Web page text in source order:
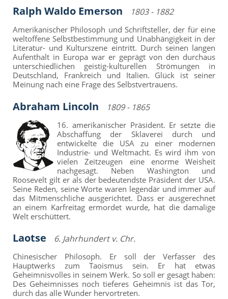
Ralph Waldo Emerson 1803 - 1882
Amerikanischer Philosoph und Schriftsteller, der für eine
weltoffene Selbstbestimmung und Unabhängigkeit in der
Literatur- und Kulturszene eintritt. Durch seinen langen
Aufenthalt in Europa war er geprägt von den durchaus
unterschiedlichen geistig-kulturellen Strömungen in
Deutschland, Frankreich und Italien. Glück ist seiner
Meinung nach eine Frage des Selbstvertrauens.
Abraham Lincoln 1809 - 1865
16. amerikanischer Präsident. Er setzte die
Abschaffung der Sklaverei durch und
entwickelte die USA zu einer modernen
Industrie- und Weltmacht. Es wird ihm von
vielen Zeitzeugen eine enorme Weisheit
nachgesagt. Neben Washington und
Roosevelt gilt er als der bedeutendste Präsident der USA.
Seine Reden, seine Worte waren legendär und immer auf
das Mitmenschliche ausgerichtet. Dass er ausgerechnet
an einem Karfreitag ermordet wurde, hat die damalige
Welt erschüttert.
Laotse 6. Jahrhundert v. Chr.
Chinesischer Philosoph. Er soll der Verfasser des
Hauptwerks zum Taoismus sein. Er hat etwas
Geheimnisvolles in seinem Werk. So soll er gesagt haben:
Des Geheimnisses noch tieferes Geheimnis ist das Tor,
durch das alle Wunder hervortreten.